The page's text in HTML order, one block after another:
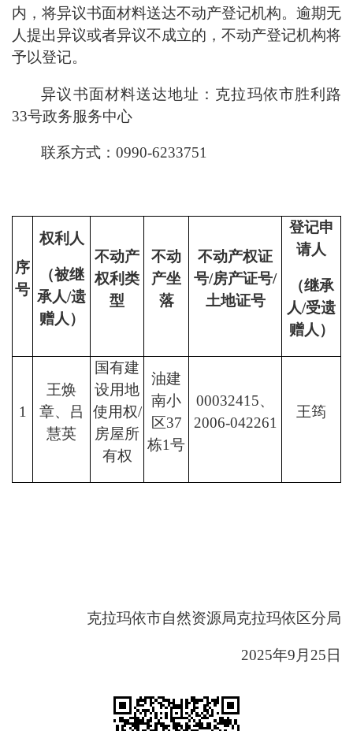
内，将异议书面材料送达不动产登记机构。逾期无
人提出异议或者异议不成立的，不动产登记机构将
予以登记。
异议书面材料送达地址： 克拉玛依市胜利路
33号政务服务中心
联系方式：0990-6233751
序
号
权利人
（被继
承人/遗
赠人）
不动产
权利类
型
不动
产坐
落
不动产权证
号/房产证号/
土地证号
登记申
请人
（继承
人/受遗
赠人）
1
王焕
章、
吕
慧英
国有建
设用地
使用权/
房屋所
有权
油建
南小
区37
栋1号
00032415、
2006-042261
王筠
克拉玛依市自然资源局克拉玛依区分局
2025年9月25日